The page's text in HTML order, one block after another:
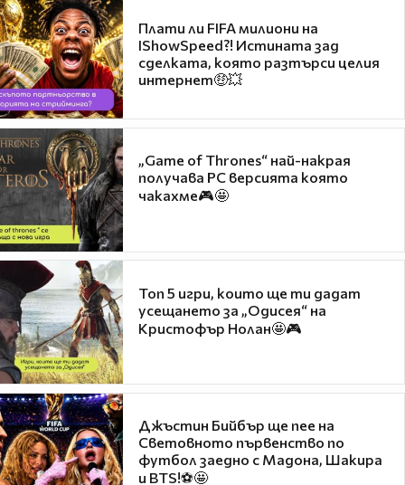
Плати ли FIFA милиони на
IShowSpeed?! Истината зад
сделката, която разтърси целия
интернет🤑💥
„Game of Thrones“ най-накрая
получава PC версията която
чакахме🎮🤩
Топ 5 игри, които ще ти дадат
усещането за „Одисея“ на
Кристофър Нолан🤩🎮
Джъстин Бийбър ще пее на
Световното първенство по
футбол заедно с Мадона, Шакира
и BTS!⚽🤩